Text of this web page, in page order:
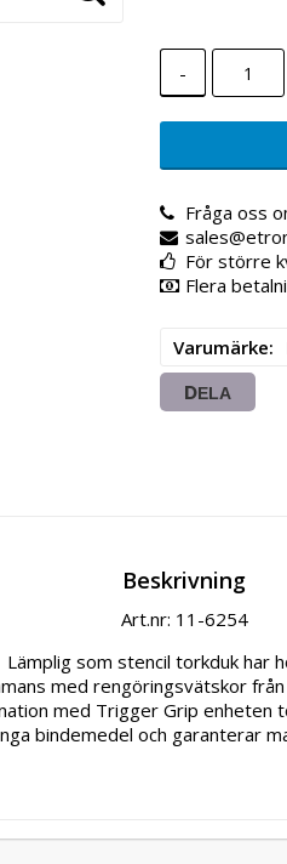
-
Fråga oss
För större
Flera
Varumärke
DELA
Beskrivning
Art.nr: 11-6254
Lämplig som stencil torkduk har
med rengöringsvätskor
med Trigger Grip
bindemedel och garanterar